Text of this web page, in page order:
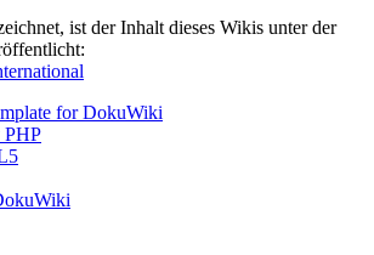
ist der Inhalt dieses Wikis unter der